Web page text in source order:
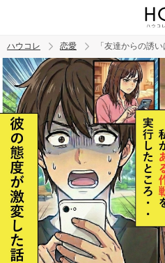
トレンド ワード
ハウコレ 恋愛 「友達からの誘